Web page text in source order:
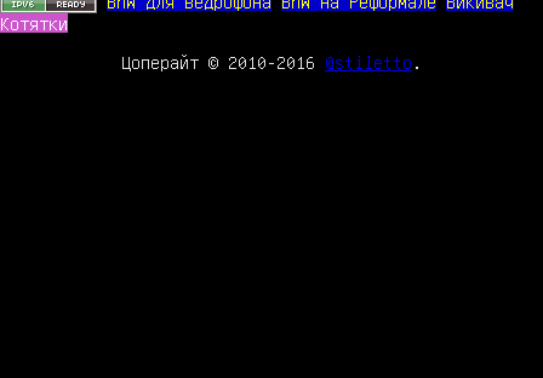
Котятки
Цоперайт © 2010-2016 @stiletto